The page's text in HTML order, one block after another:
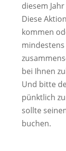
diesem
Diese
kommen
bei Ihnen
Und bitte
pünktlich
sollte
buchen.